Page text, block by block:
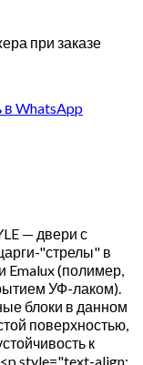
при заказе
WhatsApp
— двери с
"стрелы" в
Emalux (полимер,
УФ-лаком).
блоки в данном
поверхностью,
к
style="text-align: